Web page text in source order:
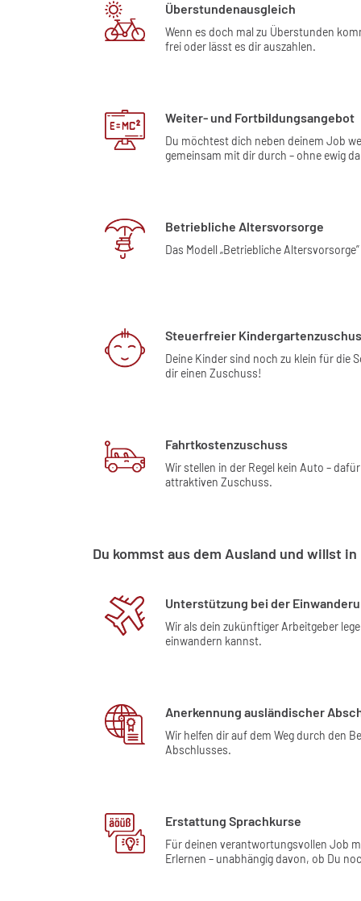
Überstundenausgleich
Wenn es doch mal zu Überstunden
frei oder lässt es dir auszahlen.
Weiter- und Fortbildungsangebot
Du möchtest dich neben deinem Job
gemeinsam mit dir durch – ohne ewig
Betriebliche Altersvorsorge
Das Modell „Betriebliche
Steuerfreier
Deine Kinder sind noch zu klein für die
dir einen Zuschuss!
Fahrtkostenzuschuss
Wir stellen in der Regel kein Auto –
attraktiven Zuschuss.
Du kommst aus dem Ausland und willst
Unterstützung bei der
Wir als dein zukünftiger Arbeitgeber
einwandern kannst.
Anerkennung ausländischer
Wir helfen dir auf dem Weg durch den
Abschlusses.
Erstattung Sprachkurse
Für deinen verantwortungsvollen Job
Erlernen – unabhängig davon, ob Du